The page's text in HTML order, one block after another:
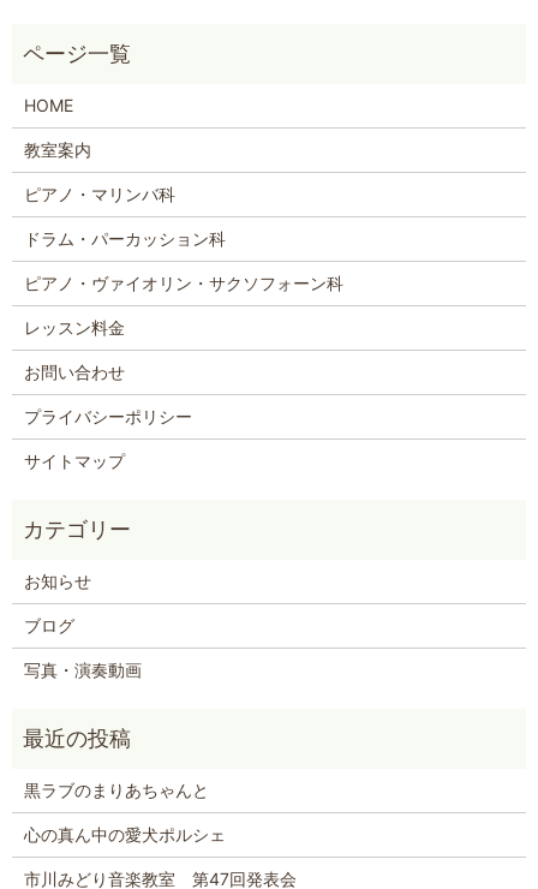
HOME
教室案内
ピアノ・マリンバ科
ドラム・パーカッション科
ピアノ・ヴァイオリン・サクソフォーン科
レッスン料金
お問い合わせ
プライバシーポリシー
サイトマップ
お知らせ
ブログ
写真・演奏動画
黒ラブのまりあちゃんと
心の真ん中の愛犬ポルシェ
市川みどり音楽教室 第47回発表会